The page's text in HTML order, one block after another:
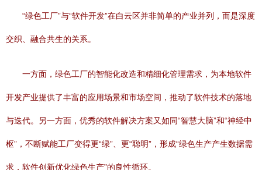
“绿色工厂”与“软件开发”在白云区并非简单的产业并列，而是深度
交织、融合共生的关系。
一方面，绿色工厂的智能化改造和精细化管理需求，为本地软件
开发产业提供了丰富的应用场景和市场空间，推动了软件技术的落地
与迭代。另一方面，优秀的软件解决方案又如同“智慧大脑”和“神经中
枢”，不断赋能工厂变得更“绿”、更“聪明”，形成“绿色生产产生数据需
求，软件创新优化绿色生产”的良性循环。